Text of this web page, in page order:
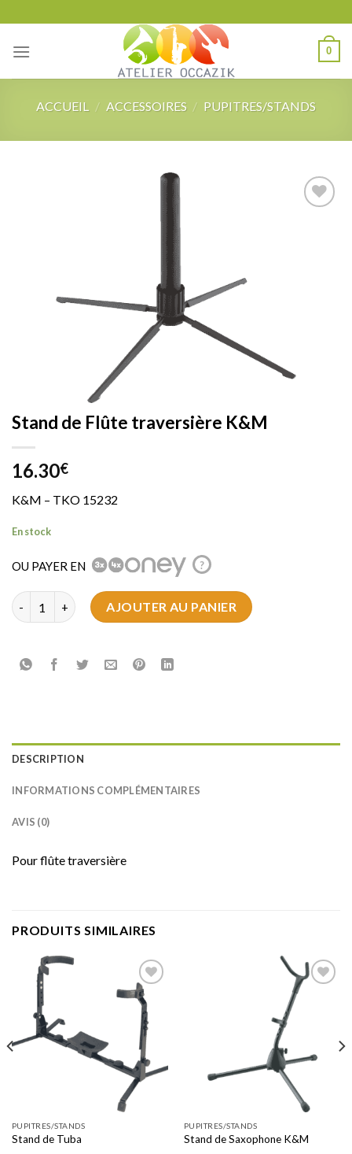
to
content
0
ACCUEIL / ACCESSOIRES / PUPITRES/STANDS
Stand de Flûte traversière K&M
16.30€
K&M – TKO 15232
En stock
OU PAYER EN ?
quantité de Stand de Flûte traversière K&M
AJOUTER AU PANIER
DESCRIPTION
INFORMATIONS COMPLÉMENTAIRES
AVIS (0)
Pour flûte traversière
PRODUITS SIMILAIRES
Add to
wishlist
PUPITRES/STANDS
Stand de Tuba
PUPITRES/STANDS
Stand de Saxophone K&M